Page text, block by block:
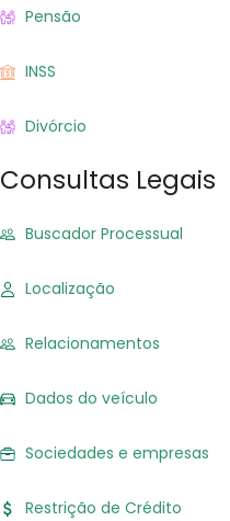
Pensão
INSS
Divórcio
Consultas Legais
Buscador Processual
Localização
Relacionamentos
Dados do veículo
Sociedades e empresas
Restrição de Crédito